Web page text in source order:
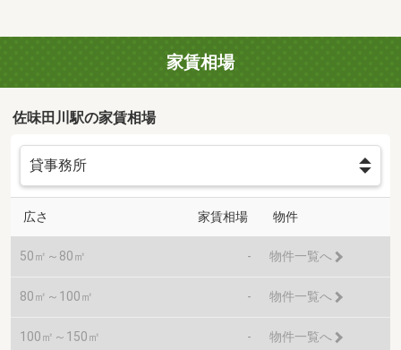
家賃相場
佐味田川駅の家賃相場
広さ 家賃相場 物件
50㎡～80㎡ - 物件一覧へ
80㎡～100㎡ - 物件一覧へ
100㎡～150㎡ - 物件一覧へ